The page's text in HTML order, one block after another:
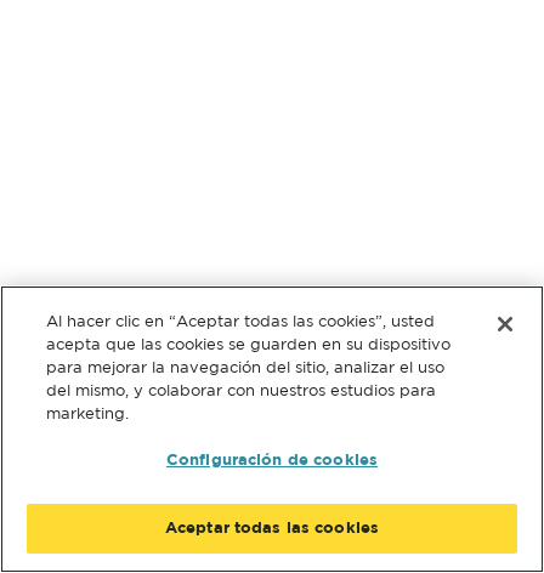
Al hacer clic en “Aceptar todas las cookies”, usted
acepta que las cookies se guarden en su dispositivo
para mejorar la navegación del sitio, analizar el uso
del mismo, y colaborar con nuestros estudios para
marketing.
Configuración de cookies
Aceptar todas las cookies